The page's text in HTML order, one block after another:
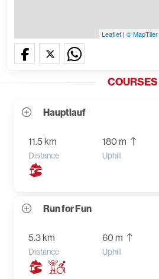
Leaflet | © MapTiler
COURSES
Hauptlauf
11.5 km
Distance
180 m
Uphill
Run for Fun
5.3 km
Distance
60 m
Uphill